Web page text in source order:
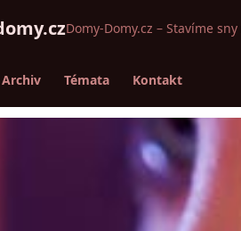
Domy-Domy.cz – Stavíme
Archiv Témata Kontakt